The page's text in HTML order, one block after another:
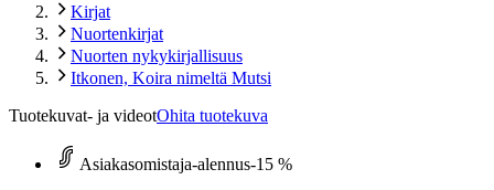
Kirjat
Nuortenkirjat
Nuorten nykykirjallisuus
Itkonen, Koira nimeltä Mutsi
Tuotekuvat- ja videotOhita tuotekuva
Asiakasomistaja-alennus-15 %